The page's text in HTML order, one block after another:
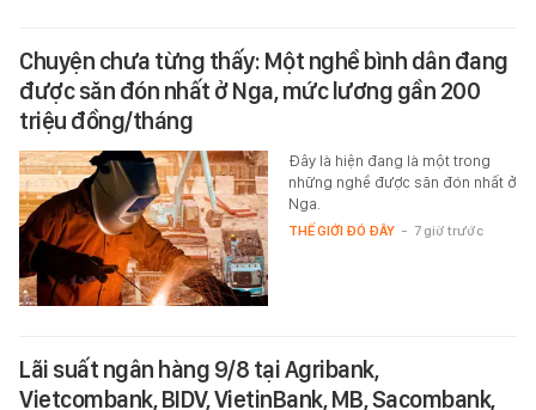
Chuyện chưa từng thấy: Một nghề bình dân đang
được săn đón nhất ở Nga, mức lương gần 200
triệu đồng/tháng
Đây là hiện đang là một trong
những nghề được săn đón nhất ở
Nga.
THẾ GIỚI ĐÓ ĐÂY - 7 giờ trước
Lãi suất ngân hàng 9/8 tại Agribank,
Vietcombank, BIDV, VietinBank, MB, Sacombank,